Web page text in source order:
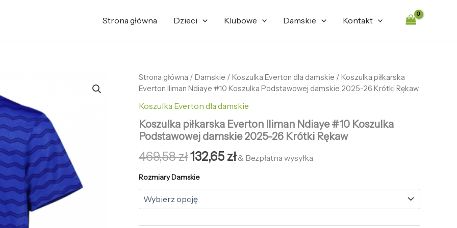
Strona główna Dzieci Klubowe Damskie Kontakt
Strona główna / Damskie / Koszulka Everton dla damskie / Koszulka piłkarska
Everton Iliman Ndiaye #10 Koszulka Podstawowej damskie 2025-26 Krótki Rękaw
Koszulka Everton dla damskie
Koszulka piłkarska Everton Iliman Ndiaye #10 Koszulka
Podstawowej damskie 2025-26 Krótki Rękaw
469,58zł
Pierwotna
wynosiła:
469,58 zł.
132,65 zł
Aktualna
wynosi:
132,65 zł.
& Bezpłatna wysyłka
Rozmiary Damskie
ilość
Koszulka
Everton
Ndiaye
#10
Podstawowej
2025-
26
Krótki
Rękaw